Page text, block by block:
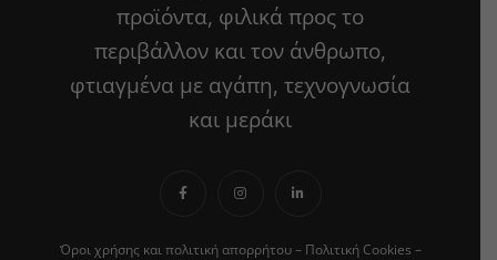
προϊόντα, φιλικά προς το
περιβάλλον και τον άνθρωπο,
φτιαγμένα με αγάπη, τεχνογνωσία
και μεράκι
Όροι χρήσης και πολιτική απορρήτου– Πολιτική Cookies –